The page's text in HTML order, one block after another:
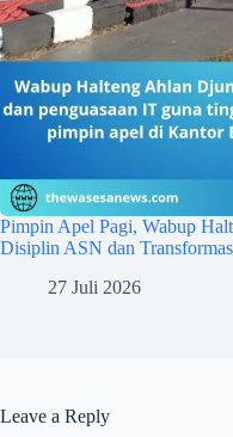
Pimpin Apel Pagi, Wabup
Disiplin ASN dan
27 Juli 2026
Leave a Reply